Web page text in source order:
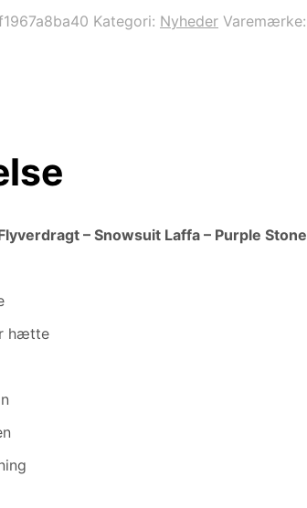
kr..
Kategori: Nyheder Varemærke:
– Snowsuit Laffa – Purple Stone
hætte